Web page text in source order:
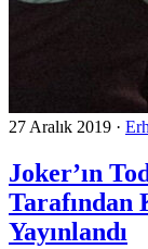
27 Aralık 2019 ·
Joker’ın
Tarafından
Yayınlandı